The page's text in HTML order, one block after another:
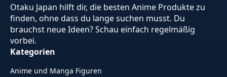
Otaku Japan hilft dir, die besten Anime Produkte zu
finden, ohne dass du lange suchen musst. Du
brauchst neue Ideen? Schau einfach regelmäßig
vorbei.
Kategorien
Anime und Manga Figuren